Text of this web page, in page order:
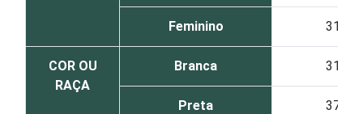
Feminino 31
COR OU
RAÇA
Branca 31
Preta 37